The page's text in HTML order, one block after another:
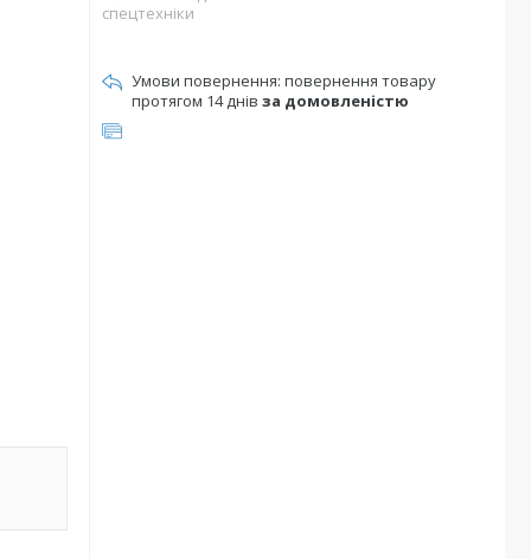
спецтехніки
повернення товару
протягом 14 днів за домовленістю